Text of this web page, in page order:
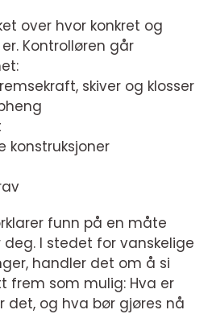
over hvor konkret og
Kontrolløren går
skiver og klosser
konstruksjoner
funn på en måte
I stedet for vanskelige
handler det om å si
som mulig: Hva er
det, og hva bør gjøres nå